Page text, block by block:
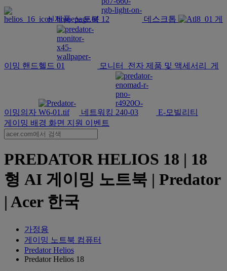
신제품 노트북 데스크톱 게
이밍 핸드헬드 모니터 전자 제품 및 액세서리 게
이밍의자 네트워킹
E-모빌리티
게이밍 배경 화면 지원 이벤트
PREDATOR HELIOS 18 | 18
형 AI 게이밍 노트북 | Predator
| Acer 한국
가정용
게이밍 노트북 컴퓨터
Predator Helios
Predator Helios 18